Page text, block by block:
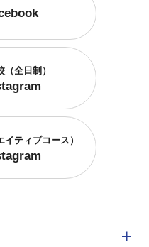
全日制）
イティブコース）